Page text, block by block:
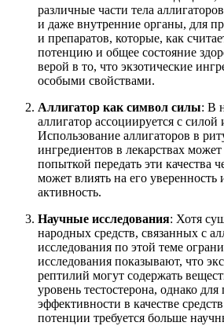
различные части тела
и даже внутренние органы, для
и препаратов, которые, как
потенцию и общее состояние
верой в то, что экзотические
особыми свойствами.
Аллигатор как символ силы: В
аллигатор ассоциируется с
Использование аллигаторов в
ингредиентов в лекарствах может
попыткой передать эти качества
может влиять на его уверенность
активность.
Научные исследования: Хотя
народных средств, связанных с
исследования по этой теме
исследования показывают, что
рептилий могут содержать
уровень тестостерона, однако
эффективности в качестве
потенции требуется больше